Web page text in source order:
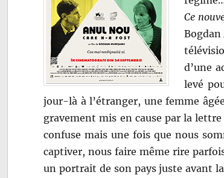
Ce
Bogdan
d’une
levé
jour-là à l’étranger, une femme
gravement mis en cause par la
confuse mais une fois que nous
captiver, nous faire même rire
un portrait de son pays juste avant